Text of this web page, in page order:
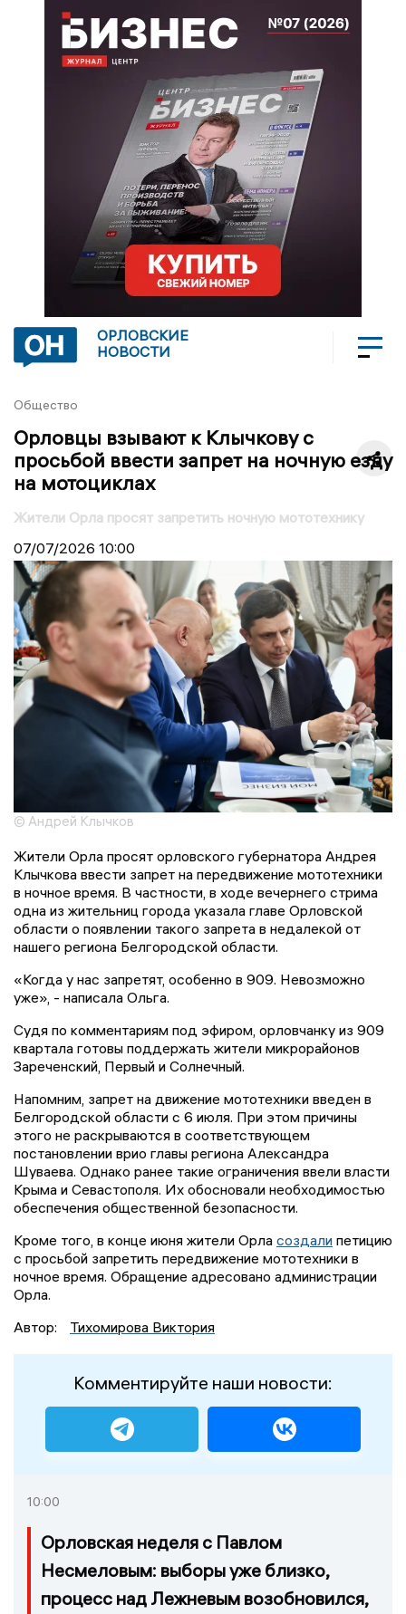
ОРЛОВСКИЕ
НОВОСТИ
Общество
Орловцы взывают к Клычкову с
просьбой ввести запрет на ночную езду
на мотоциклах
Жители Орла просят запретить ночную мототехнику
07/07/2026 10:00
© Андрей Клычков
Жители Орла просят орловского губернатора Андрея
Клычкова ввести запрет на передвижение мототехники
в ночное время. В частности, в ходе вечернего стрима
одна из жительниц города указала главе Орловской
области о появлении такого запрета в недалекой от
нашего региона Белгородской области.
«Когда у нас запретят, особенно в 909. Невозможно
уже», - написала Ольга.
Судя по комментариям под эфиром, орловчанку из 909
квартала готовы поддержать жители микрорайонов
Зареченский, Первый и Солнечный.
Напомним, запрет на движение мототехники введен в
Белгородской области с 6 июля. При этом причины
этого не раскрываются в соответствующем
постановлении врио главы региона Александра
Шуваева. Однако ранее такие ограничения ввели власти
Крыма и Севастополя. Их обосновали необходимостью
обеспечения общественной безопасности.
Кроме того, в конце июня жители Орла создали петицию
с просьбой запретить передвижение мототехники в
ночное время. Обращение адресовано администрации
Орла.
Автор:
Тихомирова Виктория
Комментируйте наши новости:
10:00
Орловская неделя с Павлом
Несмеловым: выборы уже близко,
процесс над Лежневым возобновился,